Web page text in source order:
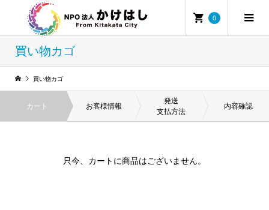
0
買い物カゴ
買い物カゴ
カート お客様情報
発送
支払方法
内容確認
只今、カートに商品はございません。